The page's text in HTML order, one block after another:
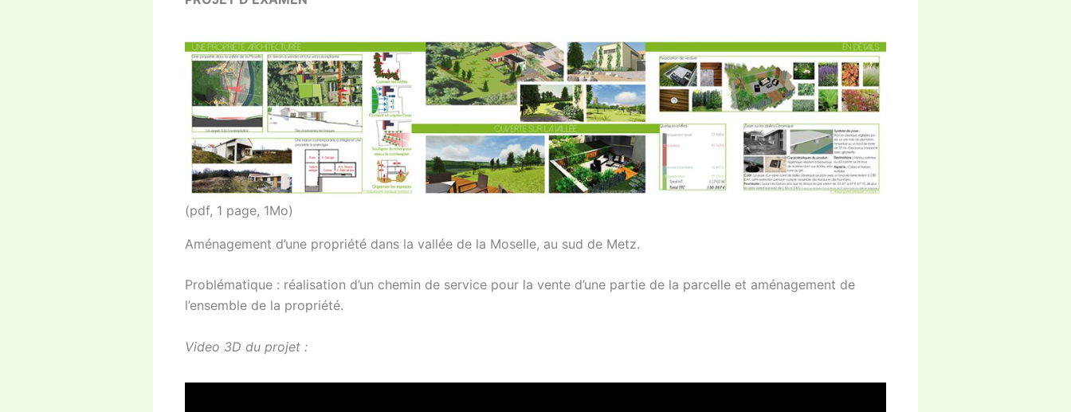
(pdf, 1 page, 1Mo)
Aménagement d’une propriété dans la vallée de la Moselle, au sud de Metz.
Problématique : réalisation d’un chemin de service pour la vente d’une partie de la parcelle et aménagement de
l’ensemble de la propriété.
Video 3D du projet :